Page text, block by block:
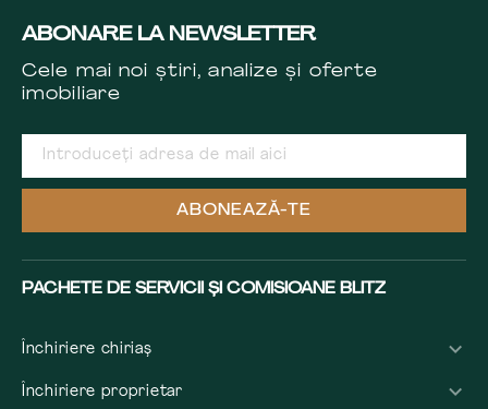
ABONARE LA NEWSLETTER
Cele mai noi știri, analize și oferte
imobiliare
ABONEAZĂ-TE
PACHETE DE SERVICII ȘI COMISIOANE BLITZ
Închiriere chiriaș
Închiriere proprietar